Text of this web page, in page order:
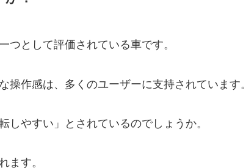
つとして評価されている車です。
操作感は、多くのユーザーに支持されています。
しやすい」とされているのでしょうか。
ます。